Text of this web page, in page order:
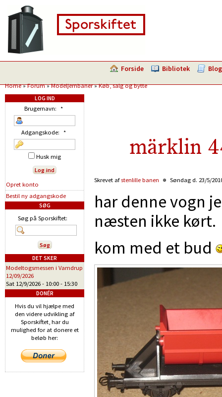
Forside Bibliotek Blog
Home»Forum»Modeljernbaner»Køb, salg og bytte
märklin
Skrevet afstenlille banen Søndag d. 23/5/
har denne vogn
næsten ikke kørt.
kom med et bud
LOG IND
Brugernavn: *
Adgangskode: *
Husk mig
Opret konto
Bestil ny adgangskode
SØG
Søg på Sporskiftet:
DET SKER
Modeltogsmessen i Vamdrup
12/09/2026
Sat 12/9/2026 - 10:00 - 15:30
DONÉR
Hvis du vil hjælpe med
den videre udvikling af
Sporskiftet, har du
mulighed for at donere et
beløb her: